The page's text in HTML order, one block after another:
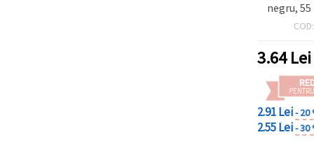
negru,
COD:
3.64Lei
2.91 Lei- 20
2.55 Lei- 30